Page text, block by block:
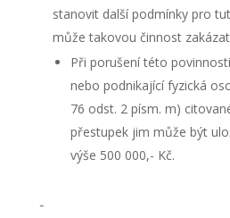
stanovit další podmínky pro
může takovou činnost
Při porušení této
nebo podnikající fyzická
76 odst. 2 písm. m)
přestupek jim může být
výše 500 000,- Kč.